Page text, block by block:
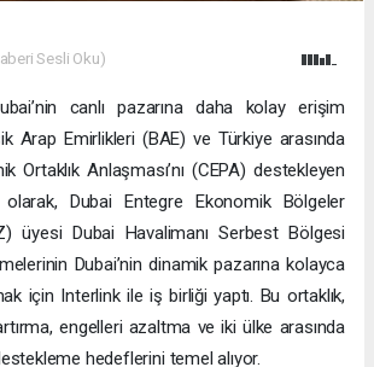
Sesli Oku)
canlı pazarına daha kolay erişim
Arap Emirlikleri (BAE) ve Türkiye arasında
Ortaklık Anlaşması’nı (CEPA) destekleyen
Dubai Entegre Ekonomik Bölgeler
üyesi Dubai Havalimanı Serbest Bölgesi
Dubai’nin dinamik pazarına kolayca
için Interlink ile iş birliği yaptı. Bu ortaklık,
engelleri azaltma ve iki ülke arasında
hedeflerini temel alıyor.